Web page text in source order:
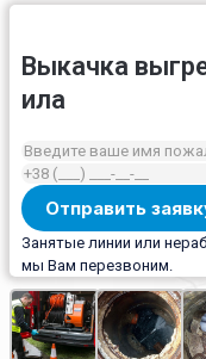
Выкачка
ила
Занятые линии или
мы Вам перезвоним.